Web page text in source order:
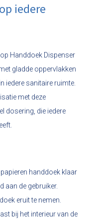
iedere
Handdoek Dispenser
gladde oppervlakken
iedere sanitaire ruimte.
met deze
dosering, die iedere
handdoek klaar
aan de gebruiker.
eruit te nemen.
bij het interieur van de